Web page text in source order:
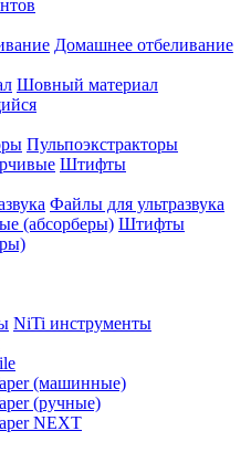
Домашнее отбеливание
Шовный материал
Пульпоэкстракторы
Штифты
Файлы для ультразвука
Штифты
NiTi инструменты
(машинные)
(ручные)
NEXT